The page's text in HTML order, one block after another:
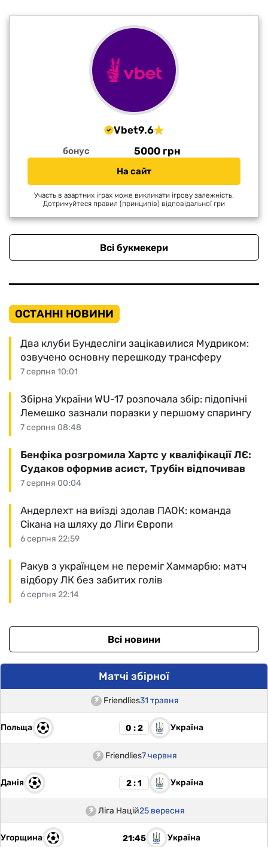
Vbet9.6
бонус 5000 грн
На сайт
Участь в азартних іграх може викликати ігрову залежність.
Дотримуйтеся правил (принципів) відповідальної гри
Всі букмекери
ОСТАННІ НОВИНИ
7 серпня 10:01
Два клуби Бундесліги зацікавилися Мудриком:
озвучено основну перешкоду трансферу
7 серпня 08:48
Збірна України WU-17 розпочала збір: підопічні
Лемешко зазнали поразки у першому спарингу
7 серпня 00:04
Бенфіка розгромила Хартс у кваліфікації ЛЄ:
Судаков оформив асист, Трубін відпочивав
6 серпня 22:59
Андерлехт на виїзді здолав ПАОК: команда
Сікана на шляху до Ліги Європи
6 серпня 22:14
Ракув з українцем не переміг Хаммарбю: матч
відбору ЛК без забитих голів
Всі новини
Матчі збірної
Friendlies31 травня
Польща 0 : 2 Україна
Friendlies7 червня
Данія 2 : 1 Україна
Ліга Націй25 вересня
Угорщина 21:45 Україна